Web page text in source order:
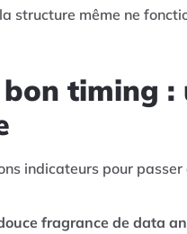
structure même ne
timing :
indicateurs pour
fragrance de data